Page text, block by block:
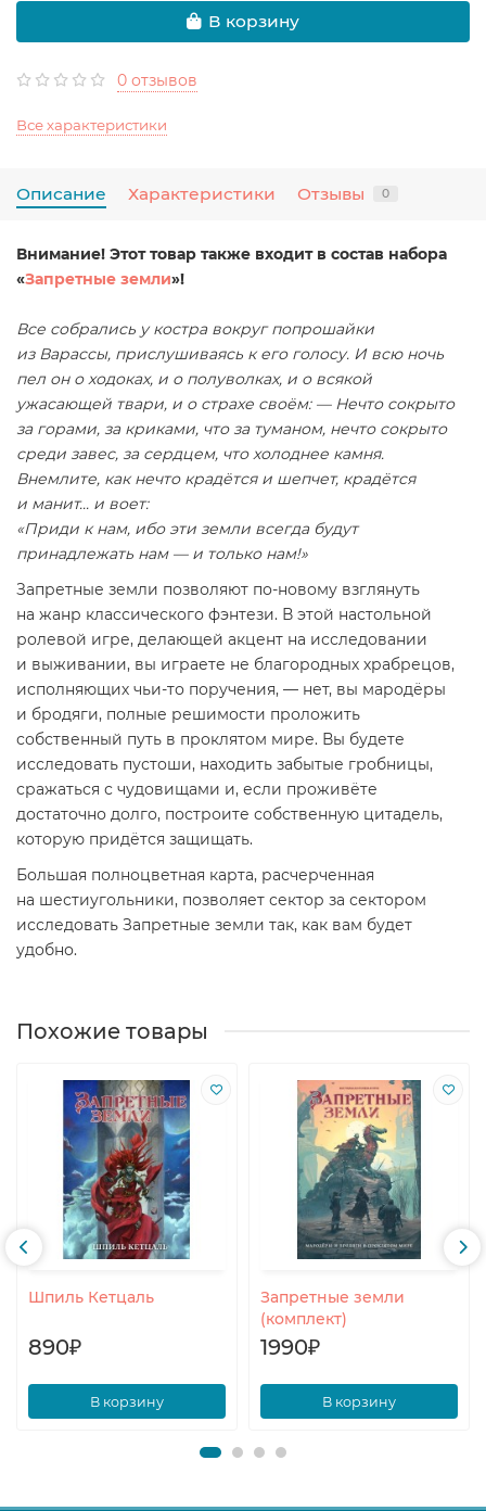
В корзину
0 отзывов
Все характеристики
Описание Характеристики Отзывы 0
Внимание! Этот товар также входит в состав набора
«Запретные земли»!
Все собрались у костра вокруг попрошайки
из Варассы, прислушиваясь к его голосу. И всю ночь
пел он о ходоках, и о полуволках, и о всякой
ужасающей твари, и о страхе своём: — Нечто сокрыто
за горами, за криками, что за туманом, нечто сокрыто
среди завес, за сердцем, что холоднее камня.
Внемлите, как нечто крадётся и шепчет, крадётся
и манит... и воет:
«Приди к нам, ибо эти земли всегда будут
принадлежать нам — и только нам!»
Запретные земли позволяют по-новому взглянуть
на жанр классического фэнтези. В этой настольной
ролевой игре, делающей акцент на исследовании
и выживании, вы играете не благородных храбрецов,
исполняющих чьи-то поручения, — нет, вы мародёры
и бродяги, полные решимости проложить
собственный путь в проклятом мире. Вы будете
исследовать пустоши, находить забытые гробницы,
сражаться с чудовищами и, если проживёте
достаточно долго, построите собственную цитадель,
которую придётся защищать.
Большая полноцветная карта, расчерченная
на шестиугольники, позволяет сектор за сектором
исследовать Запретные земли так, как вам будет
удобно.
Похожие товары
Шпиль Кетцаль
890₽
В корзину
Запретные земли
(комплект)
1990₽
В корзину